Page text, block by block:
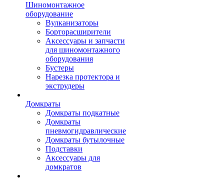
Шиномонтажное
оборудование
Вулканизаторы
Борторасширители
Аксессуары и запчасти
для шиномонтажного
оборудования
Бустеры
Нарезка протектора и
экструдеры
Домкраты
Домкраты подкатные
Домкраты
пневмогидравлические
Домкраты бутылочные
Подставки
Аксессуары для
домкратов